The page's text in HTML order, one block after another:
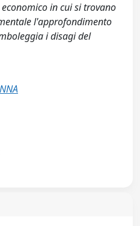
in cui si trovano
l'approfondimento
i disagi del